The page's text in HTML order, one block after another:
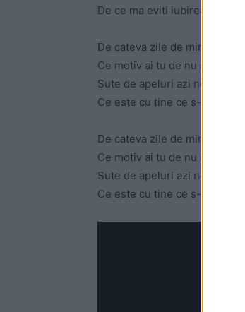
De ce ma eviti iubirea mea
De cateva zile de mine te
Ce motiv ai tu de nu imi
Sute de apeluri azi noapte ti-
Ce este cu tine ce s-a
De cateva zile de mine te
Ce motiv ai tu de nu imi
Sute de apeluri azi noapte ti-
Ce este cu tine ce s-a